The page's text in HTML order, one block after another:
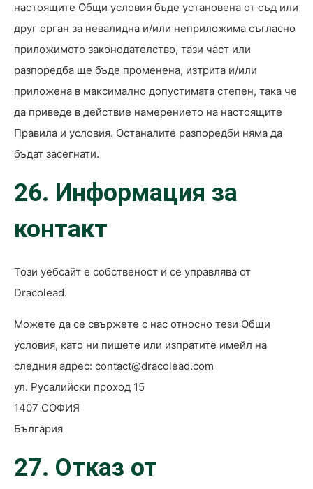
настоящите Общи условия бъде установена от съд или
друг орган за невалидна и/или неприложима съгласно
приложимото законодателство, тази част или
разпоредба ще бъде променена, изтрита и/или
приложена в максимално допустимата степен, така че
да приведе в действие намерението на настоящите
Правила и условия. Останалите разпоредби няма да
бъдат засегнати.
26. Информация за
контакт
Този уебсайт е собственост и се управлява от
Dracolead.
Можете да се свържете с нас относно тези Общи
условия, като ни пишете или изпратите имейл на
следния адрес: contact@dracolead.com
ул. Русалийски проход 15
1407 СОФИЯ
България
27. Отказ от